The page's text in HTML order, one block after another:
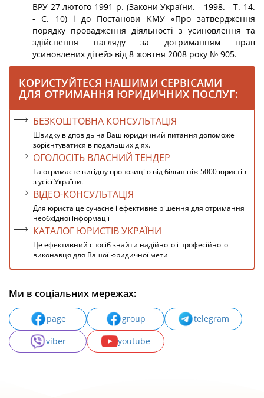
ВРУ 27 лютого 1991 р. (Закони України. - 1998. - Т. 14.
- С. 10) і до Постанови КМУ «Про затвердження
порядку провадження діяльності з усиновлення та
здійснення нагляду за дотриманням прав
усиновлених дітей» від 8 жовтня 2008 року № 905.
КОРИСТУЙТЕСЯ НАШИМИ СЕРВІСАМИ
ДЛЯ ОТРИМАННЯ ЮРИДИЧНИХ ПОСЛУГ:
БЕЗКОШТОВНА КОНСУЛЬТАЦІЯ
Швидку відповідь на Ваш юридичний питання допоможе
зорієнтуватися в подальших діях.
ОГОЛОСІТЬ ВЛАСНИЙ ТЕНДЕР
Та отримаєте вигідну пропозицію від більш ніж 5000 юристів
з усієї України.
ВІДЕО-КОНСУЛЬТАЦІЯ
Для юриста це сучасне і ефективне рішення для отримання
необхідної інформації
КАТАЛОГ ЮРИСТІВ УКРАЇНИ
Це ефективний спосіб знайти надійного і професійного
виконавця для Вашої юридичної мети
Ми в соціальних мережах:
page group
telegram
viber
youtube